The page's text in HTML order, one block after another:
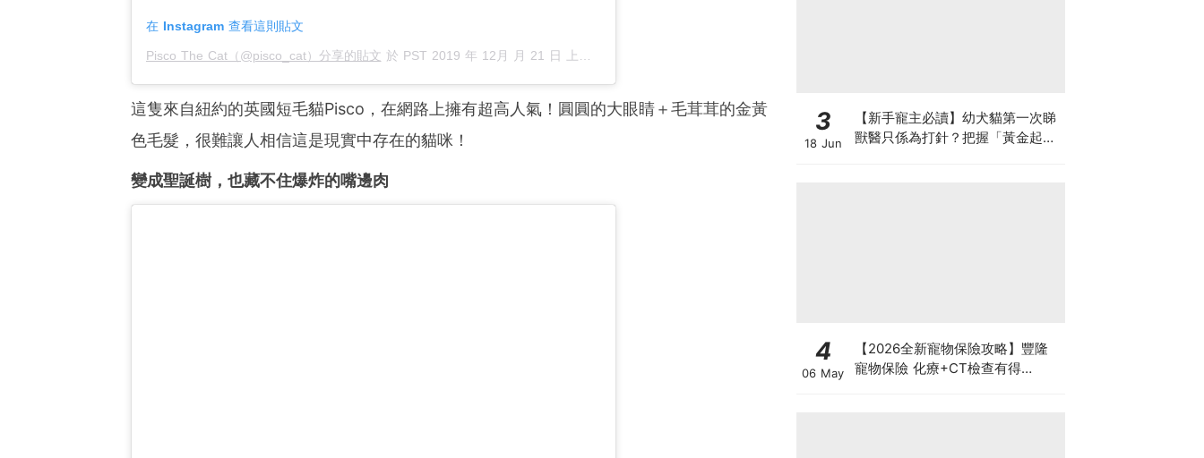
在 Instagram 查看這則貼文
Pisco The Cat（@pisco_cat）分享的貼文 於 PST 2019 年 12月 月 21 日 上午 11:04
這隻來自紐約的英國短毛貓Pisco，在網路上擁有超高人氣！圓圓的大眼睛＋毛茸茸的金黃
色毛髮，很難讓人相信這是現實中存在的貓咪！
變成聖誕樹，也藏不住爆炸的嘴邊肉
3
18 Jun
【新手寵主必讀】幼犬貓第一次睇
獸醫只係為打針？把握「黃金起跑
4
06 May
【2026全新寵物保險攻略】豐隆
寵物保險 化療+CT檢查有得